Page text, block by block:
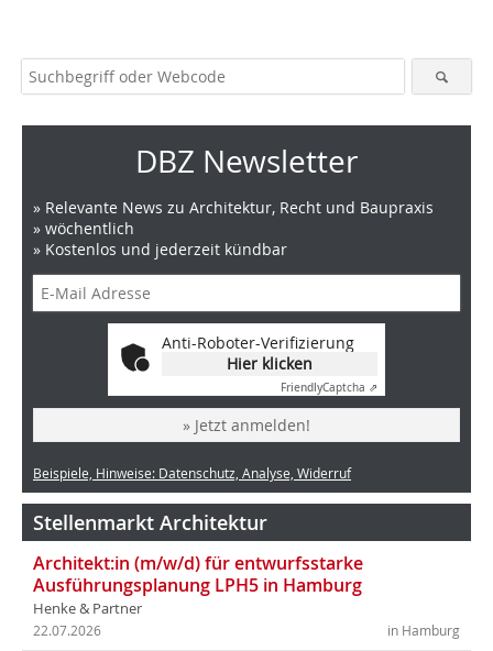
DBZ Newsletter
» Relevante News zu Architektur, Recht und Baupraxis
» wöchentlich
» Kostenlos und jederzeit kündbar
Anti-Roboter-Verifizierung
Hier klicken
FriendlyCaptcha ⇗
» Jetzt anmelden!
Beispiele, Hinweise: Datenschutz, Analyse, Widerruf
Stellenmarkt Architektur
Architekt:in (m/w/d) für entwurfsstarke
Ausführungsplanung LPH5 in Hamburg
Henke & Partner
in Hamburg
22.07.2026